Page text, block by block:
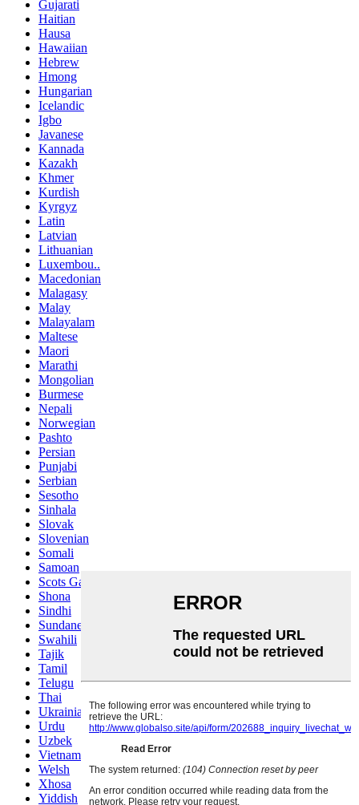
Gujarati
Haitian
Hausa
Hawaiian
Hebrew
Hmong
Hungarian
Icelandic
Igbo
Javanese
Kannada
Kazakh
Khmer
Kurdish
Kyrgyz
Latin
Latvian
Lithuanian
Luxembou..
Macedonian
Malagasy
Malay
Malayalam
Maltese
Maori
Marathi
Mongolian
Burmese
Nepali
Norwegian
Pashto
Persian
Punjabi
Serbian
Sesotho
Sinhala
Slovak
Slovenian
Somali
Samoan
Scots Gaelic
Shona
Sindhi
Sundanese
Swahili
Tajik
Tamil
Telugu
Thai
Ukrainian
Urdu
Uzbek
Vietnamese
Welsh
Xhosa
Yiddish